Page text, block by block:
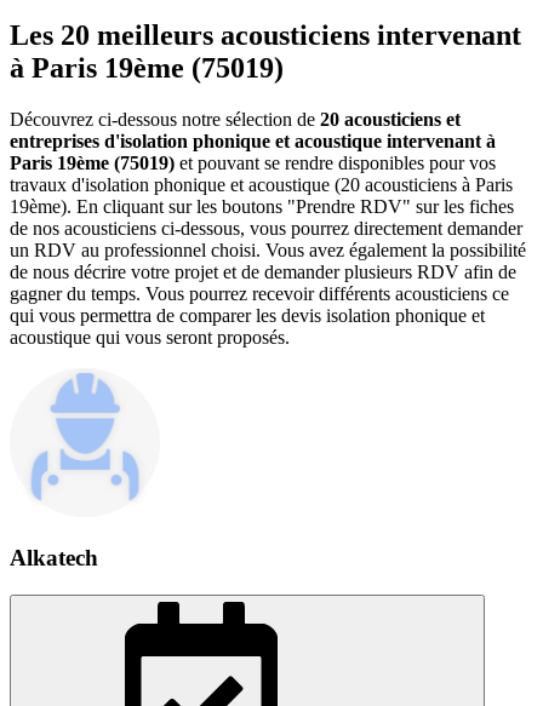
Les 20 meilleurs acousticiens intervenant
à Paris 19ème (75019)
Découvrez ci-dessous notre sélection de 20 acousticiens et
entreprises d'isolation phonique et acoustique intervenant à
Paris 19ème (75019) et pouvant se rendre disponibles pour vos
travaux d'isolation phonique et acoustique (20 acousticiens à Paris
19ème). En cliquant sur les boutons "Prendre RDV" sur les fiches
de nos acousticiens ci-dessous, vous pourrez directement demander
un RDV au professionnel choisi. Vous avez également la possibilité
de nous décrire votre projet et de demander plusieurs RDV afin de
gagner du temps. Vous pourrez recevoir différents acousticiens ce
qui vous permettra de comparer les devis isolation phonique et
acoustique qui vous seront proposés.
Alkatech